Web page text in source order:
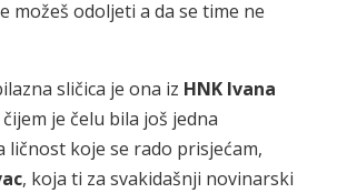
možeš odoljeti a da se time ne
sličica je ona iz HNK Ivana
je čelu bila još jedna
ličnost koje se rado prisjećam,
, koja ti za svakidašnji novinarski